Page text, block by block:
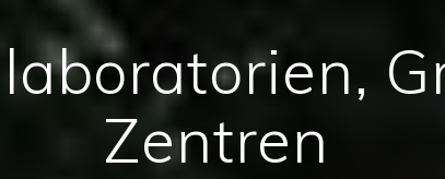
Zentren